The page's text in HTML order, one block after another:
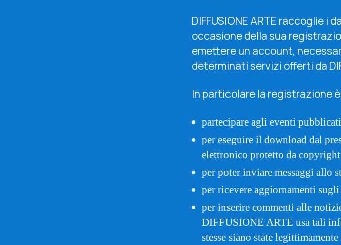
DIFFUSIONE ARTE raccoglie i
occasione della sua
emettere un account,
determinati servizi offerti da
In particolare la registrazione
partecipare agli eventi
per eseguire il download dal
elettronico protetto da
per poter inviare messaggi allo
per ricevere aggiornamenti
per inserire commenti alle
DIFFUSIONE ARTE usa tali
stesse siano state